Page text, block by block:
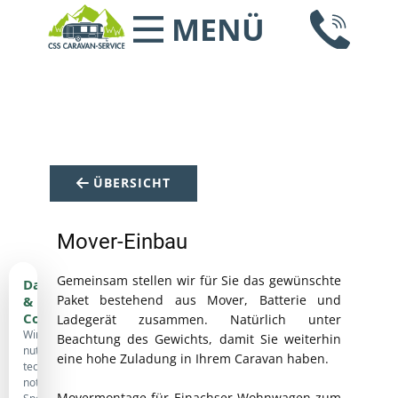
MENÜ
ÜBERSICHT
Mover-Einbau
Gemeinsam stellen wir für Sie das gewünschte
Paket bestehend aus Mover, Batterie und
Ladegerät zusammen. Natürlich unter
Beachtung des Gewichts, damit Sie weiterhin
eine hohe Zuladung in Ihrem Caravan haben.
Datenschutz
&
Cookies
Wir
nutzen
technisch
notwendige